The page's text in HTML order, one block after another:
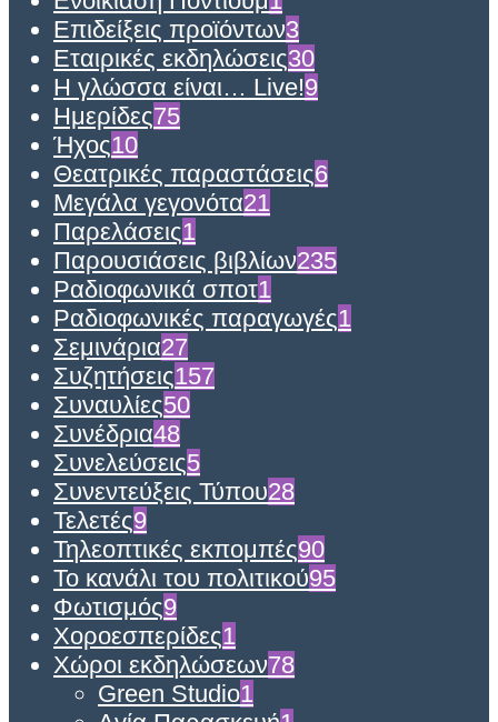
Επιδείξεις προϊόντων3
Εταιρικές εκδηλώσεις30
Η γλώσσα είναι… Live!9
Ημερίδες75
Ήχος10
Θεατρικές παραστάσεις6
Μεγάλα γεγονότα21
Παρελάσεις1
Παρουσιάσεις βιβλίων235
Ραδιοφωνικά σποτ1
Ραδιοφωνικές παραγωγές1
Σεμινάρια27
Συζητήσεις157
Συναυλίες50
Συνέδρια48
Συνελεύσεις5
Συνεντεύξεις Τύπου28
Τελετές9
Τηλεοπτικές εκπομπές90
Το κανάλι του πολιτικού95
Φωτισμός9
Χοροεσπερίδες1
Χώροι εκδηλώσεων78
Green Studio1